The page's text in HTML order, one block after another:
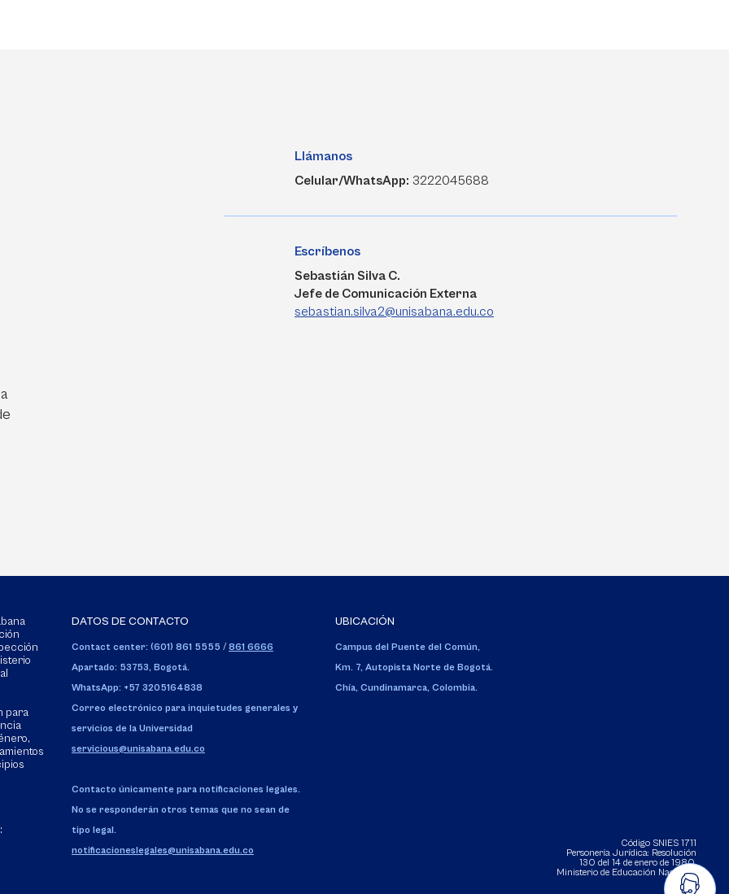
Llámanos
Celular/WhatsApp: 3222045688
Escríbenos
Sebastián Silva C.
Jefe de Comunicación Externa
sebastian.silva2@unisabana.edu.co
para
DATOS DE CONTACTO
Contact center: (601) 861 5555 / 861 6666
Apartado: 53753, Bogotá.
WhatsApp: +57 3205164838
Correo electrónico para inquietudes generales y
servicios de la Universidad
servicious@unisabana.edu.co
Contacto únicamente para notificaciones legales.
No se responderán otros temas que no sean de
tipo legal.
notificacioneslegales@unisabana.edu.co
UBICACIÓN
Campus del Puente del Común,
Km. 7, Autopista Norte de Bogotá.
Chía, Cundinamarca, Colombia.
Código SNIES 1711
Personería Jurídica: Resolución
130 del 14 de enero de 1980.
Ministerio de Educación Nacional.